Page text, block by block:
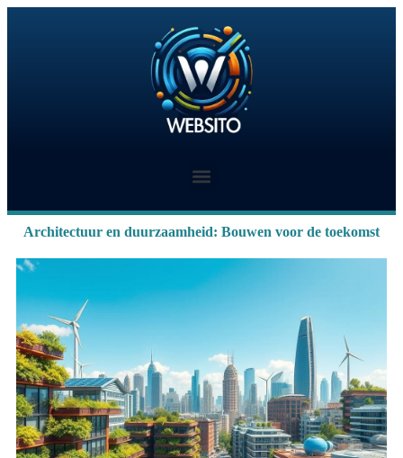
Architectuur en duurzaamheid: Bouwen voor de toekomst